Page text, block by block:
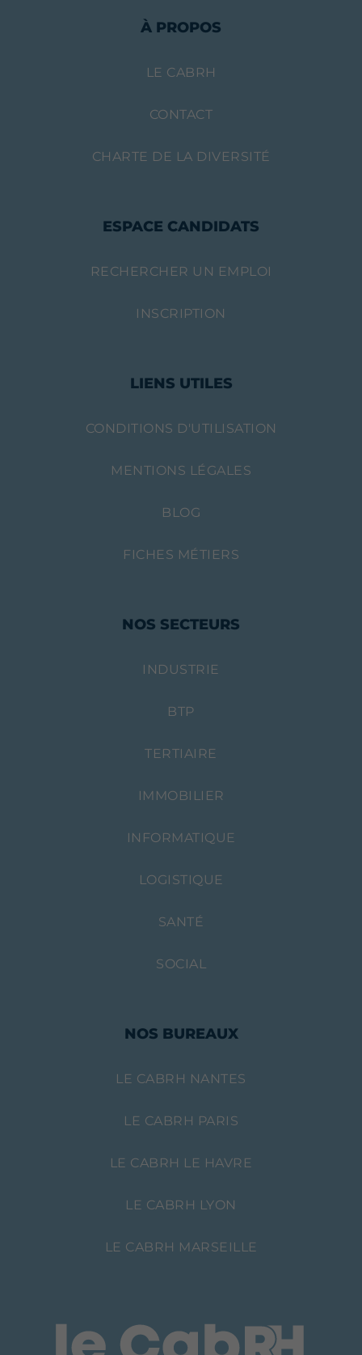
À PROPOS
LE CABRH
CONTACT
CHARTE DE LA DIVERSITÉ
ESPACE CANDIDATS
RECHERCHER UN EMPLOI
INSCRIPTION
LIENS UTILES
CONDITIONS D'UTILISATION
MENTIONS LÉGALES
BLOG
FICHES MÉTIERS
NOS SECTEURS
INDUSTRIE
BTP
TERTIAIRE
IMMOBILIER
INFORMATIQUE
LOGISTIQUE
SANTÉ
SOCIAL
NOS BUREAUX
LE CABRH NANTES
LE CABRH PARIS
LE CABRH LE HAVRE
LE CABRH LYON
LE CABRH MARSEILLE